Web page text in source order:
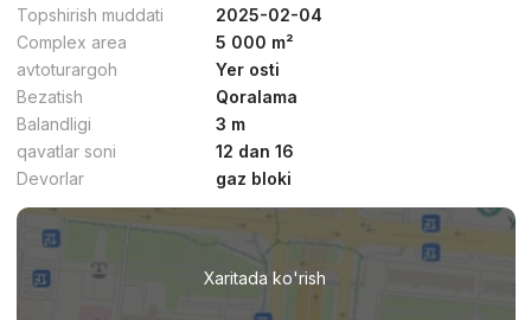
Topshirish muddati
2025-02-04
Complex area
5 000 m²
avtoturargoh
Yer osti
Bezatish
Qoralama
Balandligi
3 m
qavatlar soni
12 dan 16
Devorlar
gaz bloki
Xaritada ko'rish